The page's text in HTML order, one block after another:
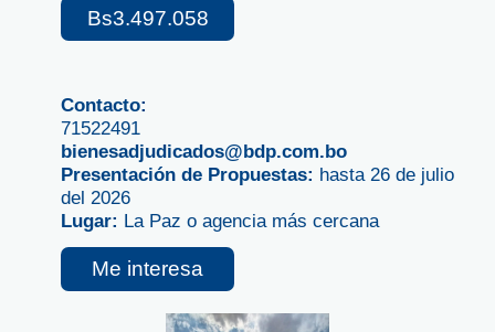
Bs3.497.058
Contacto:
71522491
bienesadjudicados@bdp.com.bo
Presentación de Propuestas: hasta 26 de julio
del 2026
Lugar: La Paz o agencia más cercana
Me interesa